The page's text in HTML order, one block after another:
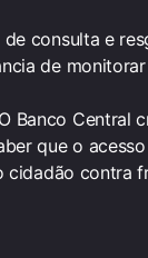
consulta e
de
Banco Central
que o
contra